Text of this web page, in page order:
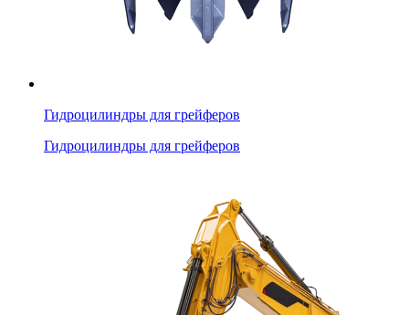
Гидроцилиндры для грейферов
Гидроцилиндры для грейферов